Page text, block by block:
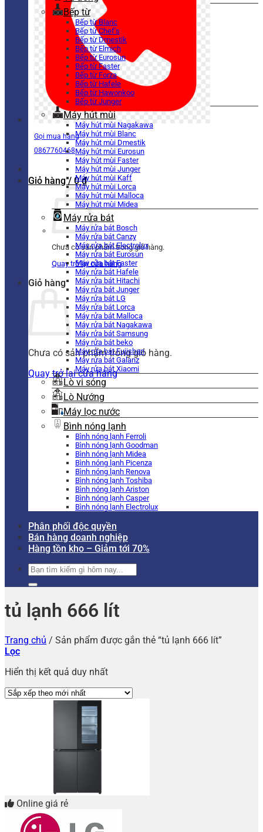
Gọi mua hàng
0867760468
Giỏ hàng / 0₫
Chưa có sản phẩm trong giỏ hàng.
Quay trở lại cửa hàng
Giỏ hàng
Chưa có sản phẩm trong giỏ hàng.
Quay trở lại cửa hàng
Bếp từ
Bếp từ Blanc
Bếp từ Chef’s
Bếp từ Dmestik
Bếp từ Elmich
Bếp từ Eurosun
Bếp từ Faster
Bếp từ Forza
Bếp từ Hafele
Bếp từ Hawonkoo
Bếp từ Junger
Máy hút mùi
Máy hút mùi Nagakawa
Máy hút mùi Blanc
Máy hút mùi Dmestik
Máy hút mùi Eurosun
Máy hút mùi Faster
Máy hút mùi Junger
Máy hút mùi Kaff
Máy hút mùi Lorca
Máy hút mùi Malloca
Máy hút mùi Midea
Máy rửa bát
Máy rửa bát Bosch
Máy rửa bát Canzy
Máy rửa bát Electrolux
Máy rửa bát Eurosun
Máy rửa bát Faster
Máy rửa bát Hafele
Máy rửa bát Hitachi
Máy rửa bát Junger
Máy rửa bát LG
Máy rửa bát Lorca
Máy rửa bát Malloca
Máy rửa bát Nagakawa
Máy rửa bát Samsung
Máy rửa bát beko
Máy rửa bát Fujishan
Máy rửa bát Galanz
Máy rửa bát Xiaomi
Lò vi sóng
Lò Nướng
Máy lọc nước
Bình nóng lạnh
Bình nóng lạnh Ferroli
Bình nóng lạnh Goodman
Bình nóng lạnh Midea
Bình nóng lạnh Picenza
Bình nóng lạnh Renova
Bình nóng lạnh Toshiba
Bình nóng lạnh Ariston
Bình nóng lạnh Casper
Bình nóng lạnh Electrolux
Phân phối độc quyền
Bán hàng doanh nghiệp
Hàng tồn kho – Giảm tới 70%
Tìm
kiếm:
tủ lạnh 666 lít
Trang chủ / Sản phẩm được gắn thẻ “tủ lạnh 666 lít”
Lọc
Hiển thị kết quả duy nhất
Online giá rẻ